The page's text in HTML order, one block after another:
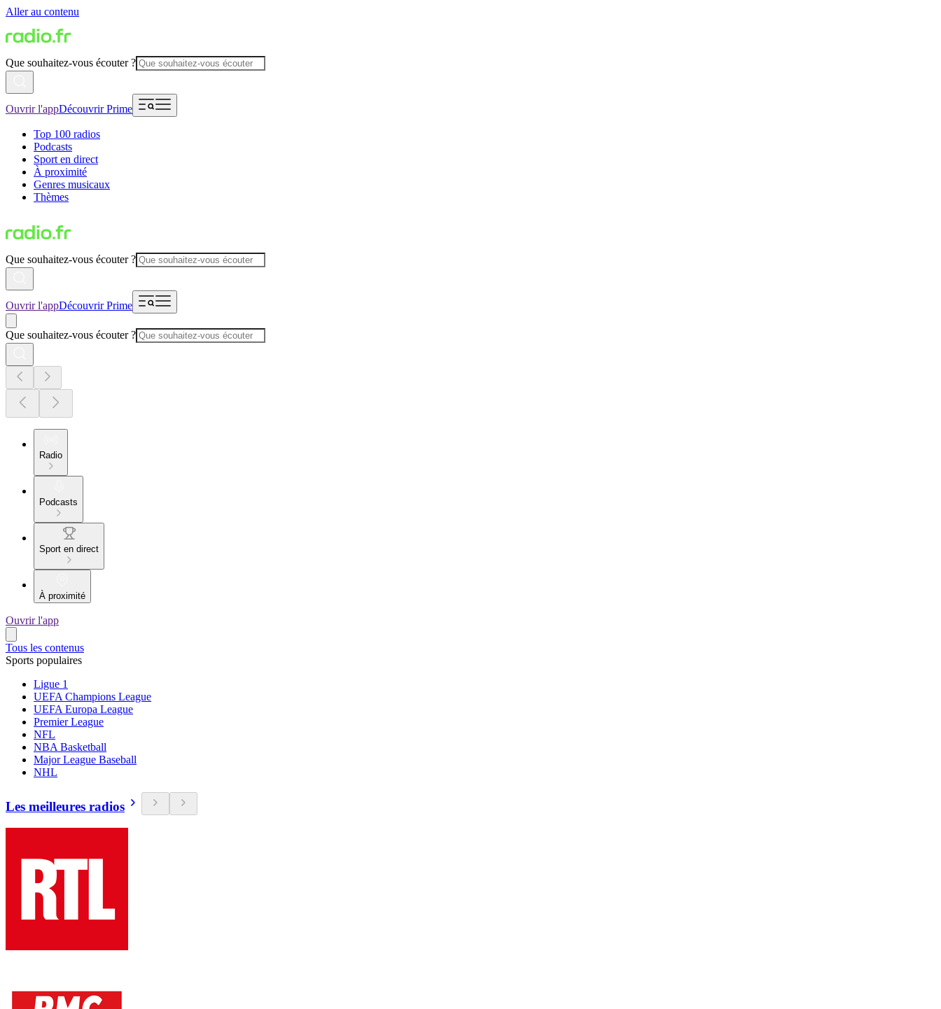
Aller au contenu
Que souhaitez-vous écouter ?
Ouvrir l'appDécouvrir Prime
Top 100 radios
Podcasts
Sport en direct
À proximité
Genres musicaux
Thèmes
Que souhaitez-vous écouter ?
Ouvrir l'appDécouvrir Prime
Que souhaitez-vous écouter ?
Radio
Podcasts
Sport en direct
À proximité
Ouvrir l'app
Tous les contenus
Sports populaires
Ligue 1
UEFA Champions League
UEFA Europa League
Premier League
NFL
NBA Basketball
Major League Baseball
NHL
Les meilleures radios